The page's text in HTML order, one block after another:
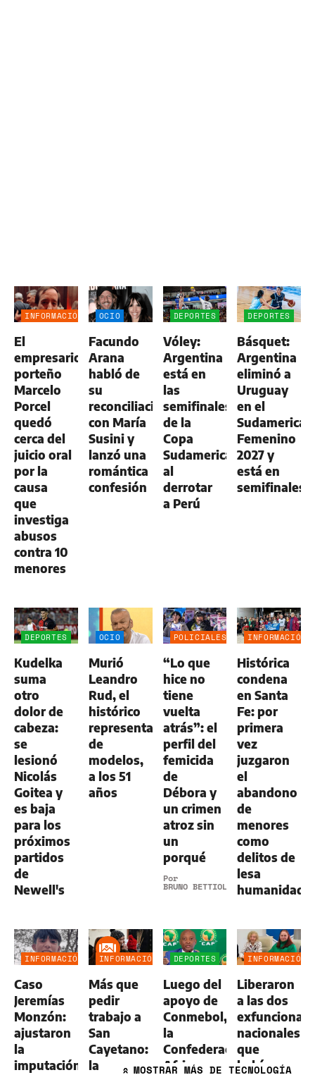
INFORMACIÓN
El
empresario
porteño
Marcelo
Porcel
quedó
cerca del
juicio oral
por la
causa
que
investiga
abusos
contra 10
menores
OCIO
Facundo
Arana
habló de
su
reconciliación
con María
Susini y
lanzó una
romántica
confesión
DEPORTES
Vóley:
Argentina
está en
las
semifinales
de la
Copa
Sudamericana
al
derrotar
a Perú
DEPORTES
Básquet:
Argentina
eliminó a
Uruguay
en el
Femenino
2027 y
está en
semifinales
DEPORTES
Kudelka
suma
otro
dolor de
cabeza:
se
lesionó
Nicolás
Goitea y
es baja
para los
próximos
partidos
de
Newell's
OCIO
Murió
Leandro
Rud, el
histórico
representante
de
modelos,
a los 51
años
POLICIALES
“Lo que
hice no
tiene
vuelta
atrás”: el
perfil del
femicida
de
Débora y
un crimen
atroz sin
un
porqué
Por
BRUNO BETTIOL
INFORMACIÓN
Histórica
condena
en Santa
Fe: por
primera
vez
juzgaron
el
abandono
de
menores
como
delitos de
lesa
humanidad
INFORMACIÓN
Caso
Jeremías
Monzón:
ajustaron
la
imputación
INFORMACIÓN
Más que
pedir
trabajo a
San
Cayetano:
la
DEPORTES
Luego del
apoyo de
Conmebol,
la
Confederación
Africana
INFORMACIÓN
Liberaron
a las dos
nacionales
que
habían
» MOSTRAR MÁS DE TECNOLOGÍA